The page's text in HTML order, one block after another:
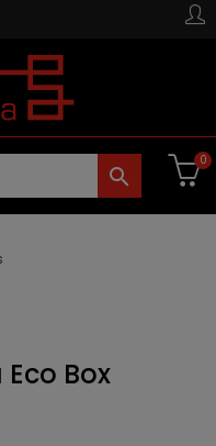
search
0
Box